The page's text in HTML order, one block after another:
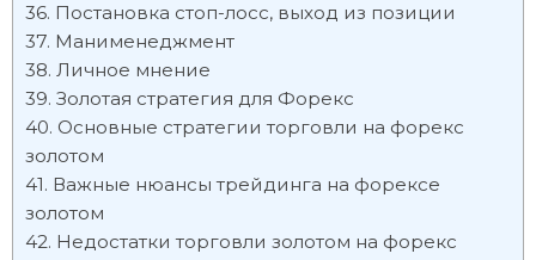
Постановка стоп-лосс, выход из позиции
Манименеджмент
Личное мнение
Золотая стратегия для Форекс
Основные стратегии торговли на форекс
золотом
Важные нюансы трейдинга на форексе
золотом
Недостатки торговли золотом на форекс